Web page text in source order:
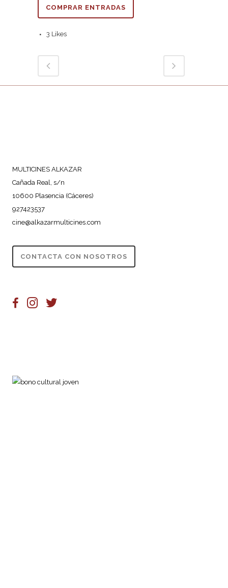
COMPRAR ENTRADAS
3 Likes
MULTICINES ALKAZAR
Cañada Real, s/n
10600 Plasencia (Cáceres)
927423537
cine@alkazarmulticines.com
CONTACTA CON NOSOTROS